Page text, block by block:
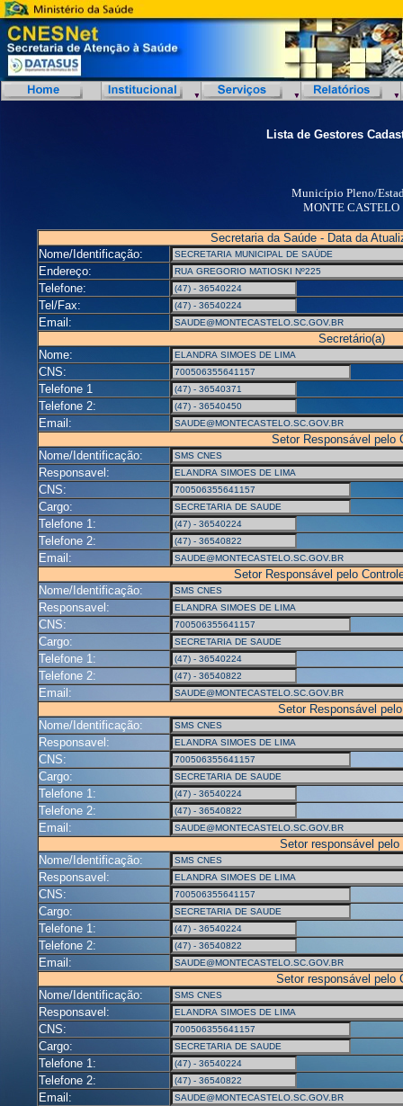
Lista de Gestores
Município Pleno/
MONTE CASTELO
Secretaria da Saúde - Data da
Nome/Identificação:
Endereço:
Telefone:
Tel/Fax:
Email:
Secretário(a)
Nome:
CNS:
Telefone 1
Telefone 2:
Email:
Setor Responsável pelo
Nome/Identificação:
Responsavel:
CNS:
Cargo:
Telefone 1:
Telefone 2:
Email:
Setor Responsável pelo
Nome/Identificação:
Responsavel:
CNS:
Cargo:
Telefone 1:
Telefone 2:
Email:
Setor Responsável
Nome/Identificação:
Responsavel:
CNS:
Cargo:
Telefone 1:
Telefone 2:
Email:
Setor responsável pelo
Nome/Identificação:
Responsavel:
CNS:
Cargo:
Telefone 1:
Telefone 2:
Email:
Setor responsável pelo
Nome/Identificação:
Responsavel:
CNS:
Cargo:
Telefone 1:
Telefone 2:
Email: